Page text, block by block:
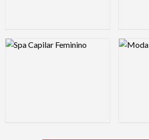
Logo Preview Image Logo